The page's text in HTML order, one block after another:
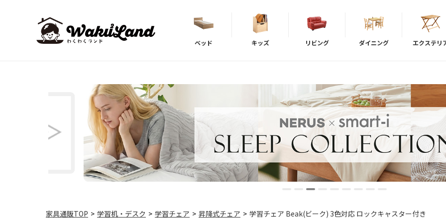
ベッド キッズ リビング ダイニング エクステリ
家具通販TOP > 学習机・デスク > 学習チェア > 昇降式チェア > 学習チェア Beak(ビーク) 3色対応 ロックキャスター付き